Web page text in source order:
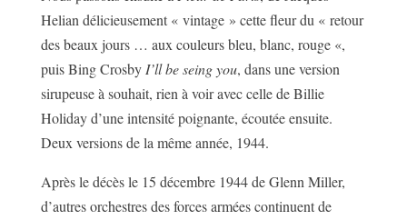
Helian délicieusement « vintage » cette fleur du « retour
des beaux jours … aux couleurs bleu, blanc, rouge «,
puis Bing Crosby I’ll be seing you, dans une version
sirupeuse à souhait, rien à voir avec celle de Billie
Holiday d’une intensité poignante, écoutée ensuite.
Deux versions de la même année, 1944.
Après le décès le 15 décembre 1944 de Glenn Miller,
d’autres orchestres des forces armées continuent de